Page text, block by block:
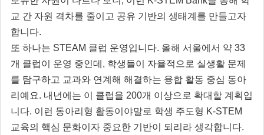
교 간 자원 격차를 줄이고 공유 기반의 생태계를 만들고자
합니다.
또 하나는 STEAM 클럽 운영입니다. 올해 서울에서 약 33
개 클럽이 운영 중인데, 학생들이 자율적으로 실생활 문제
를 탐구하고 교과와 연계해 해결하는 융합 활동 중심 동아
리예요. 내년에는 이 클럽을 200개 이상으로 확대할 계획입
니다. 이런 동아리형 활동이야말로 학생 주도형 K-STEM
교육의 핵심 문화이자 중요한 기반이 되리라 생각합니다.